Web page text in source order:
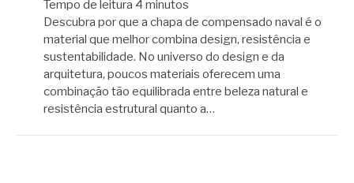
Tempo de leitura 4 minutos
Descubra por que a chapa de compensado naval é o
material que melhor combina design, resistência e
sustentabilidade. No universo do design e da
arquitetura, poucos materiais oferecem uma
combinação tão equilibrada entre beleza natural e
resistência estrutural quanto a…